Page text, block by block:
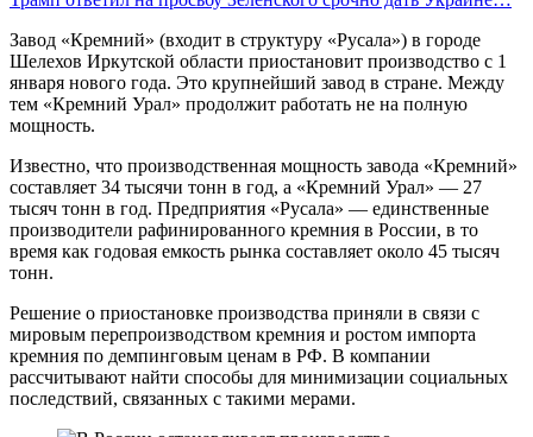
Завод «Кремний» (входит в структуру «Русала») в городе
Шелехов Иркутской области приостановит производство с 1
января нового года. Это крупнейший завод в стране. Между
тем «Кремний Урал» продолжит работать не на полную
мощность.
Известно, что производственная мощность завода «Кремний»
составляет 34 тысячи тонн в год, а «Кремний Урал» — 27
тысяч тонн в год. Предприятия «Русала» — единственные
производители рафинированного кремния в России, в то
время как годовая емкость рынка составляет около 45 тысяч
тонн.
Решение о приостановке производства приняли в связи с
мировым перепроизводством кремния и ростом импорта
кремния по демпинговым ценам в РФ. В компании
рассчитывают найти способы для минимизации социальных
последствий, связанных с такими мерами.